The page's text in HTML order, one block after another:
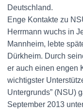
Deutschland.
Enge Kontakte zu
Herrmann wuchs in
Mannheim, lebte
Dürkheim. Durch
er auch einen engen
wichtigster
Untergrunds” (NSU)
September 2013